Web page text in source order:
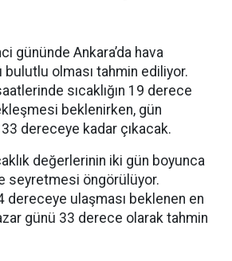
gününde Ankara’da hava
bulutlu olması tahmin ediliyor.
sıcaklığın 19 derece
beklenirken, gün
dereceye kadar çıkacak.
değerlerinin iki gün boyunca
seyretmesi öngörülüyor.
dereceye ulaşması beklenen en
günü 33 derece olarak tahmin